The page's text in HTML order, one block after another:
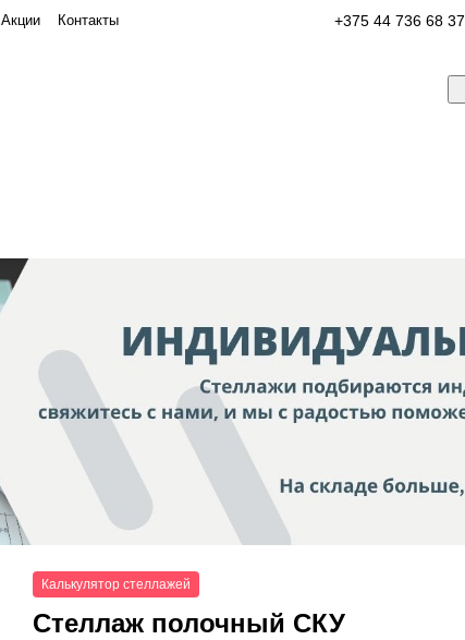
Акции Контакты +375 44 736 68 37
Калькулятор стеллажей
Стеллаж полочный СКУ